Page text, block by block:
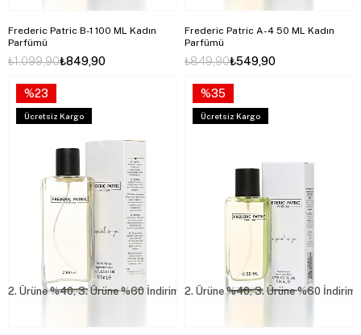
Frederic Patric B-1 100 ML Kadın
Parfümü
₺849,90
₺1.099,90
Frederic Patric A-4 50 ML Kadın
Parfümü
₺549,90
₺849,90
2. Ürüne %40, 3. Ürüne %60 İndirim
%23
Ücretsiz Kargo
2. Ürüne %40, 3. Ürüne %60 İndirim
%35
Ücretsiz Kargo